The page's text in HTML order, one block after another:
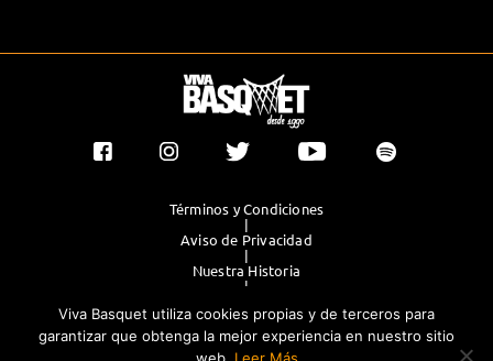
Términos y Condiciones
|
Aviso de Privacidad
|
Nuestra Historia
|
|
Publicidad
Viva Basquet utiliza cookies propias y de terceros para
garantizar que obtenga la mejor experiencia en nuestro sitio